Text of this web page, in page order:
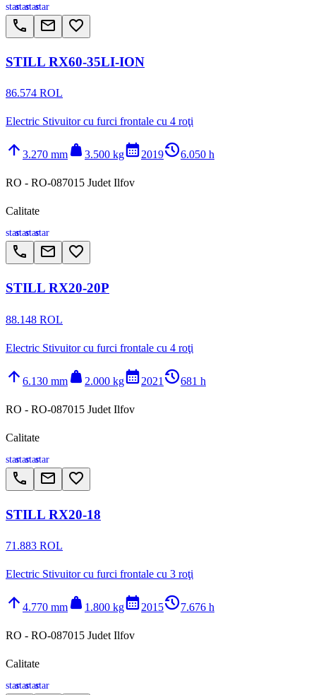
starstarstarstar
call email favorite_border
STILL RX60-35LI-ION
86.574 ROL
Electric Stivuitor cu furci frontale cu 4 roţi
arrow_upward 3.270 mm weight 3.500 kgcalendar_month2019history_26.050 h
RO - RO-087015 Judet Ilfov
Calitate
starstarstarstar
call email favorite_border
STILL RX20-20P
88.148 ROL
Electric Stivuitor cu furci frontale cu 4 roţi
arrow_upward 6.130 mm weight 2.000 kgcalendar_month2021 history_2681 h
RO - RO-087015 Judet Ilfov
Calitate
starstarstarstar
call email favorite_border
STILL RX20-18
71.883 ROL
Electric Stivuitor cu furci frontale cu 3 roţi
arrow_upward 4.770 mm weight 1.800 kgcalendar_month2015history_27.676 h
RO - RO-087015 Judet Ilfov
Calitate
starstarstarstar